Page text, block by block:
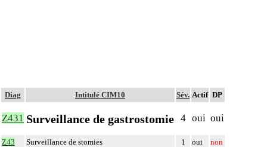
Diag Intitulé CIM10 Sév. Actif DP
Z431 Surveillance de gastrostomie 4 oui oui
Z43 Surveillance de stomies 1 oui non